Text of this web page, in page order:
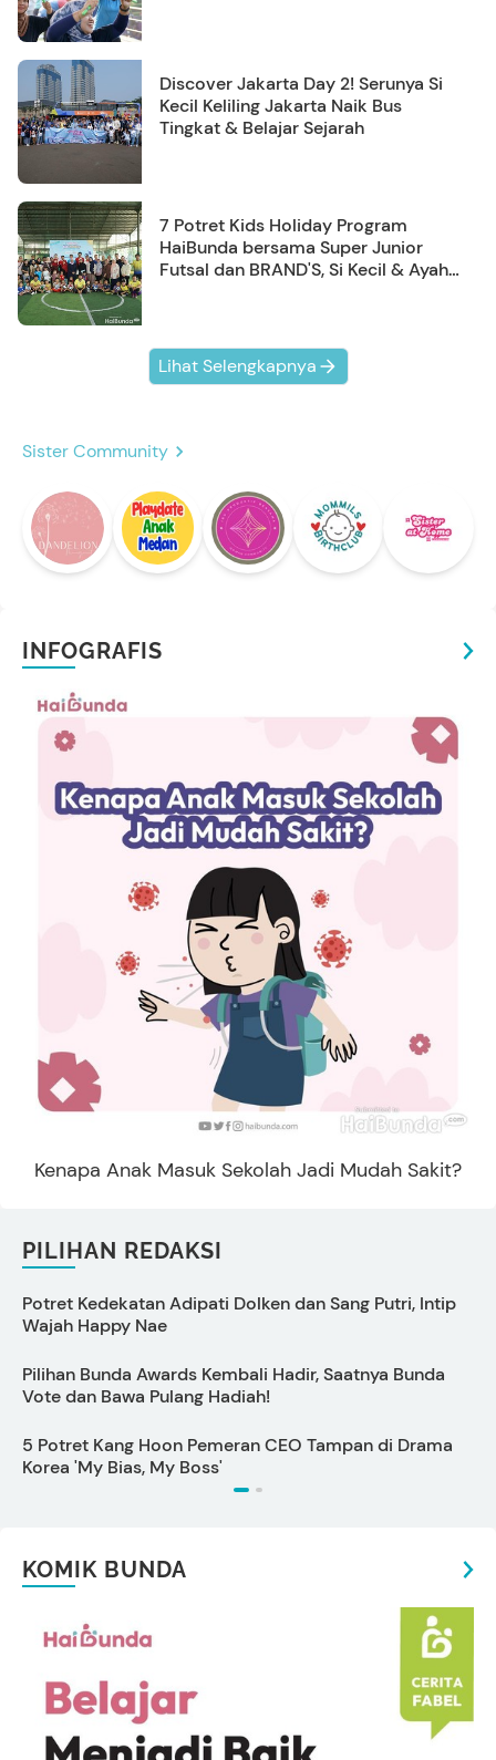
Discover Jakarta Day 2! Serunya Si
Kecil Keliling Jakarta Naik Bus
Tingkat & Belajar Sejarah
7 Potret Kids Holiday Program
HaiBunda bersama Super Junior
Futsal dan BRAND'S, Si Kecil & Ayah
Lihat Selengkapnya
Sister Community
INFOGRAFIS
Kenapa Anak Masuk Sekolah Jadi Mudah Sakit?
PILIHAN REDAKSI
Potret Kedekatan Adipati Dolken dan Sang Putri, Intip
Wajah Happy Nae
Pilihan Bunda Awards Kembali Hadir, Saatnya Bunda
Vote dan Bawa Pulang Hadiah!
5 Potret Kang Hoon Pemeran CEO Tampan di Drama
Korea 'My Bias, My Boss'
KOMIK BUNDA